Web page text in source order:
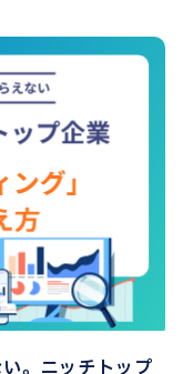
。ニッチトップ